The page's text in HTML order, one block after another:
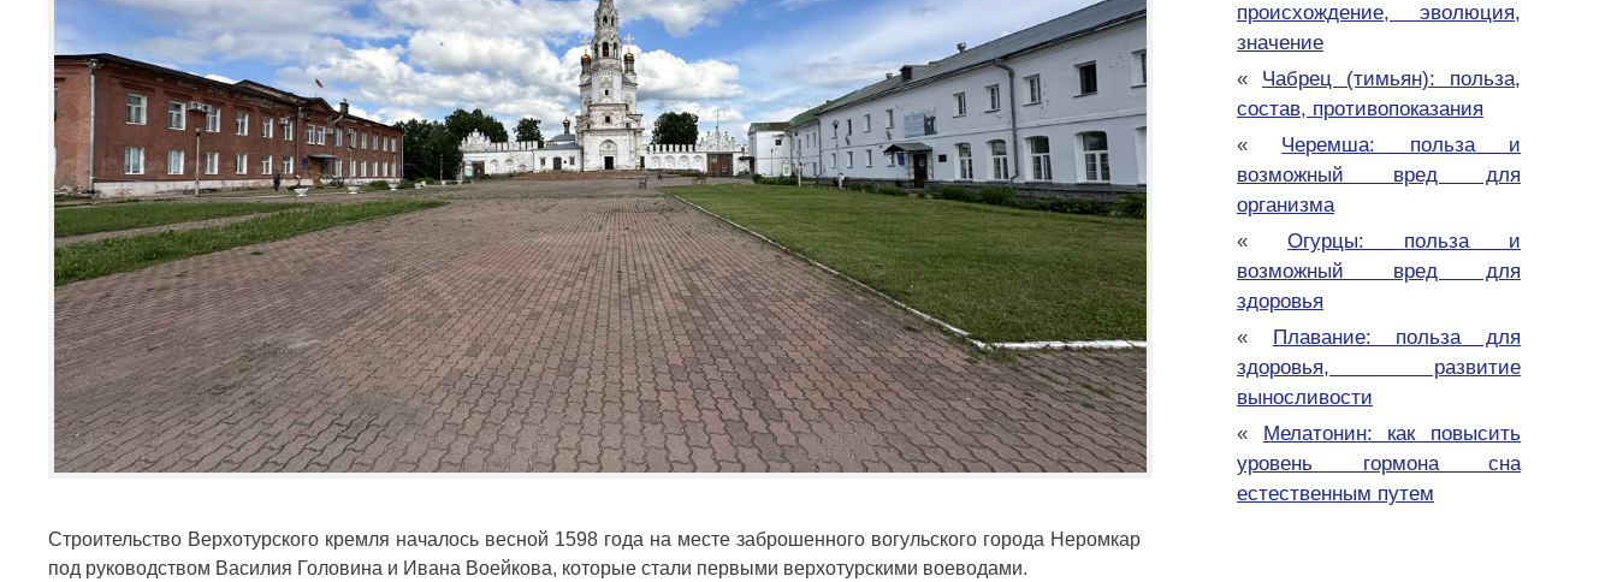
Строительство Верхотурского кремля началось весной 1598 года на месте заброшенного вогульского города Неромкар
под руководством Василия Головина и Ивана Воейкова, которые стали первыми верхотурскими воеводами.
происхождение, эволюция,
значение
« Чабрец (тимьян): польза,
состав, противопоказания
« Черемша: польза и
возможный вред для
организма
« Огурцы: польза и
возможный вред для
здоровья
«
Плавание: польза для
здоровья, развитие
выносливости
«
Мелатонин: как повысить
уровень гормона сна
естественным путем